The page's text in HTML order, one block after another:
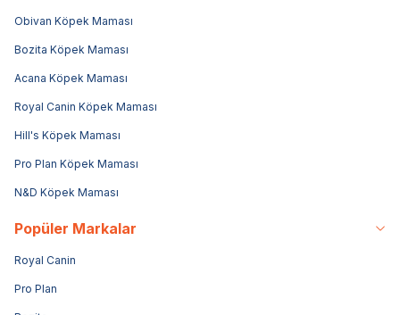
Obivan Köpek Maması
Bozita Köpek Maması
Acana Köpek Maması
Royal Canin Köpek Maması
Hill's Köpek Maması
Pro Plan Köpek Maması
N&D Köpek Maması
Popüler Markalar
Royal Canin
Pro Plan